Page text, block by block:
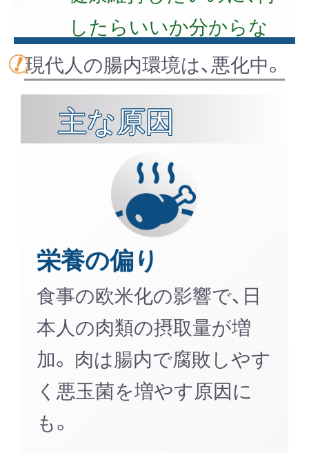
したらいいか分からな
い
現代人の腸内環境は、悪化中。
主な原因
栄養の偏り
食事の欧米化の影響で、日
本人の肉類の摂取量が増
加。 肉は腸内で腐敗しやす
く悪玉菌を増やす原因に
も。